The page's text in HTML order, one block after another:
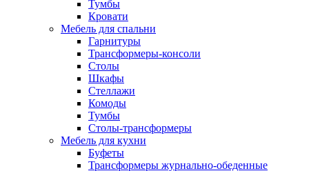
Тумбы
Кровати
Мебель для спальни
Гарнитуры
Трансформеры-консоли
Столы
Шкафы
Стеллажи
Комоды
Тумбы
Столы-трансформеры
Мебель для кухни
Буфеты
Трансформеры журнально-обеденные